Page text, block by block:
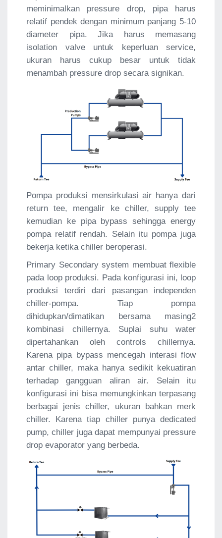
meminimalkan pressure drop, pipa harus
relatif pendek dengan minimum panjang 5-10
diameter pipa. Jika harus memasang
isolation valve untuk keperluan service,
ukuran harus cukup besar untuk tidak
menambah pressure drop secara signikan.
Pompa produksi mensirkulasi air hanya dari
return tee, mengalir ke chiller, supply tee
kemudian ke pipa bypass sehingga energy
pompa relatif rendah. Selain itu pompa juga
bekerja ketika chiller beroperasi.
Primary Secondary system membuat flexible
pada loop produksi. Pada konfigurasi ini, loop
produksi terdiri dari pasangan independen
chiller-pompa. Tiap pompa
dihidupkan/dimatikan bersama masing2
kombinasi chillernya. Suplai suhu water
dipertahankan oleh controls chillernya.
Karena pipa bypass mencegah interasi flow
antar chiller, maka hanya sedikit kekuatiran
terhadap gangguan aliran air. Selain itu
konfigurasi ini bisa memungkinkan terpasang
berbagai jenis chiller, ukuran bahkan merk
chiller. Karena tiap chiller punya dedicated
pump, chiller juga dapat mempunyai pressure
drop evaporator yang berbeda.